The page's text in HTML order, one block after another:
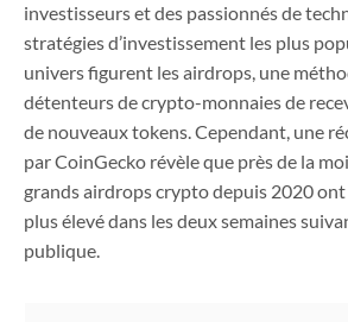
investisseurs et des passionnés de
stratégies d’investissement les plus
univers figurent les airdrops, une
détenteurs de crypto-monnaies de
de nouveaux tokens. Cependant, une
par CoinGecko révèle que près de la
grands airdrops crypto depuis 2020
plus élevé dans les deux semaines
publique.